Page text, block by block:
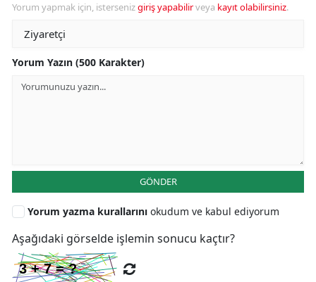
Yorum yapmak için, istersenizgiriş yapabilirveya kayıt olabilirsiniz.
Yorum Yazın (500 Karakter)
GÖNDER
Yorum yazma kurallarını okudum ve kabul ediyorum
Aşağıdaki görselde işlemin sonucu kaçtır?